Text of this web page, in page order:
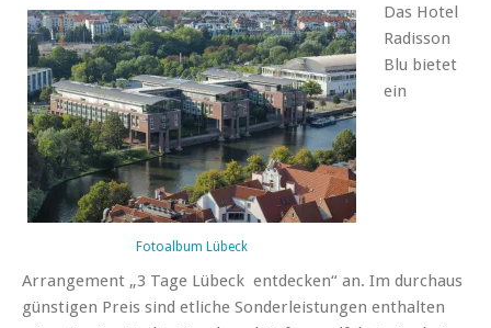
Fotoalbum Lübeck
Das Hotel
Radisson
Blu bietet
ein
Arrangement „3 Tage Lübeck entdecken“ an. Im durchaus
günstigen Preis sind etliche Sonderleistungen enthalten